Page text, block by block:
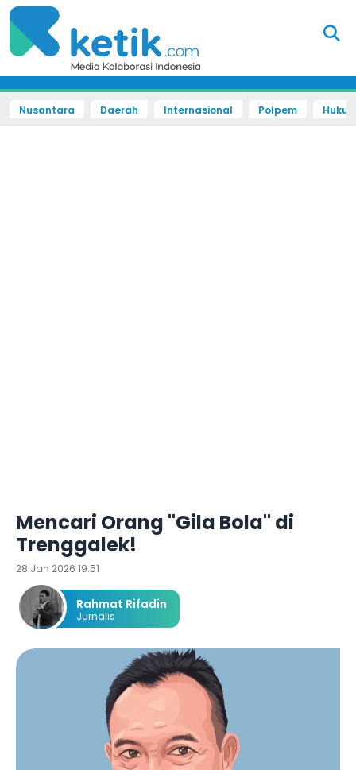
Nusantara Daerah Internasional Polpem
Mencari Orang "Gila Bola" di
Trenggalek!
28 Jan 2026 19:51
Rahmat Rifadin
Jurnalis